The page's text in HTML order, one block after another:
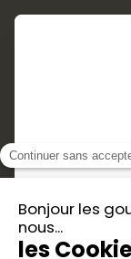
Services
Routes
Partenaires
Presse